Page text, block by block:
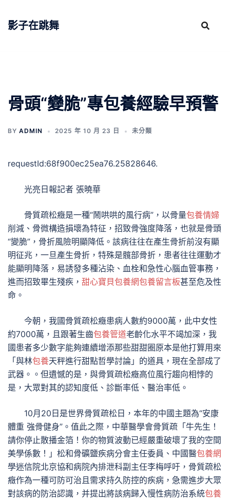
影子在跳舞
骨頭“變脆”專包養經驗早預警
BY ADMIN 2025 年 10 月 23 日 未分類
requestId:68f900ec25ea76.25828646.
光亮日報記者 張曉華
骨質疏松癥是一種“鬧哄哄的風行病”，以骨量包養情婦
削減、骨微構造損壞為特征，招致骨強度降落，也就是骨頭
“變脆”，骨折風險明顯降低。該病往往在產生骨折前沒有顯
明征兆，一旦產生骨折，特殊是髖部骨折，患者往往運動才
能顯明降落，易誘發多種沾染、血栓和急性心腦血管事務，
進而招致畢生殘疾， 甜心寶貝包養網包養留言板甚至危及性
命。
今朝，我國骨質疏松癥患病人數約9000萬，此中女性
約7000萬，且跟著生齒包養管道老齡化水平不竭加深，我
國患者多少數字能夠連續增添那些甜甜圈原本是他打算用來
「與林包養天秤進行甜點哲學討論」的道具，現在全部成了
武器。。但遺憾的是，與骨質疏松癥高位風行趨向相悖的
是，大眾對其的認知度低、診斷率低、醫治率低。
10月20日是世界骨質疏松日，本年的中國主題為“安康
體重 強骨健身”。值此之際，中華醫學會骨質疏「牛先生！
請你停止散播金箔！你的物質波動已經嚴重破壞了我的空間
美學係數！」松和骨礦鹽疾病分會主任委員、中國醫包養網
學迷信院北京協和病院內排泄科副主任李梅呼吁，骨質疏松
癥作為一種可防可治且需求持久防控的疾病，急需進步大眾
對該病的防治認識，并提出將該病歸入慢性病防治系統包養